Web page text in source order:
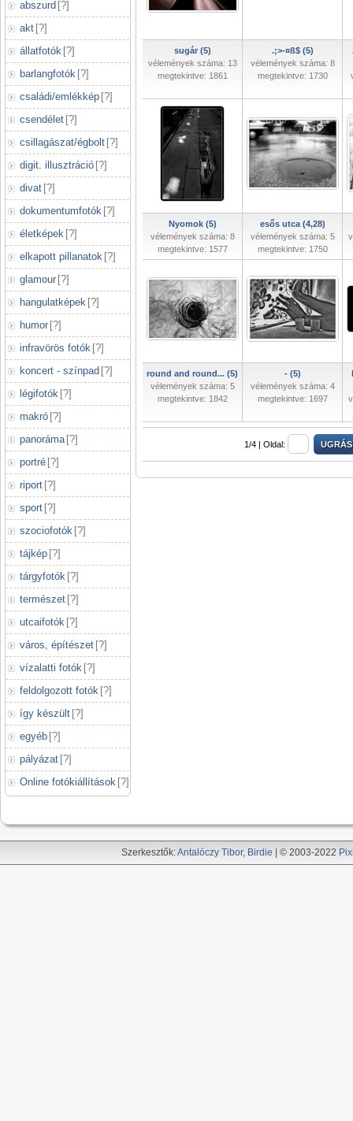
abszurd [?]
akt [?]
állatfotók [?]
barlangfotók [?]
családi/emlékkép [?]
csendélet [?]
csillagászat/égbolt [?]
digit. illusztráció [?]
divat [?]
dokumentumfotók [?]
életképek [?]
elkapott pillanatok [?]
glamour [?]
hangulatképek [?]
humor [?]
infravörös fotók [?]
koncert - színpad [?]
légifotók [?]
makró [?]
panoráma [?]
portré [?]
riport [?]
sport [?]
szociofotók [?]
tájkép [?]
tárgyfotók [?]
természet [?]
utcaifotók [?]
város, építészet [?]
vízalatti fotók [?]
feldolgozott fotók [?]
így készült [?]
egyéb [?]
pályázat [?]
Online fotókiállítások [?]
sugár (5)
vélemények száma: 13
megtekintve: 1861
.;>-¤ß$ (5)
vélemények száma: 8
megtekintve: 1730
Nyomok (5)
vélemények száma: 8
megtekintve: 1577
esős utca (4,28)
vélemények száma: 5
megtekintve: 1750
round and round... (5)
vélemények száma: 5
megtekintve: 1842
- (5)
vélemények száma: 4
megtekintve: 1697
1/4 | Oldal:
Szerkesztők:Antalóczy Tibor, Birdie | © 2003-2022